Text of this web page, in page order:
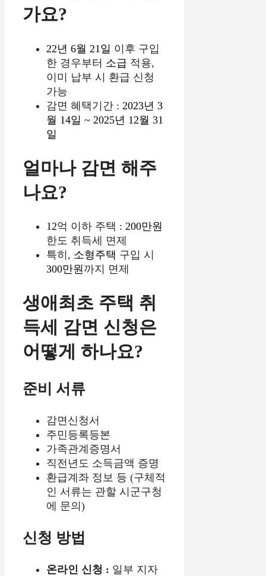
가요?
22년 6월 21일 이후 구입
한 경우부터 소급 적용,
이미 납부 시 환급 신청
가능
감면 혜택기간 : 2023년 3
월 14일 ~ 2025년 12월 31
일
얼마나 감면 해주
나요?
12억 이하 주택 : 200만원
한도 취득세 면제
특히, 소형주택 구입 시
300만원 까지 면제
생애최초 주택 취
득세 감면 신청은
어떻게 하나요?
준비 서류
감면신청서
주민등록등본
가족관계증명서
직전년도 소득금액 증명
환급계좌 정보 등 (구체적
인 서류는 관할 시군구청
에 문의)
신청 방법
온라인 신청 : 일부 지자